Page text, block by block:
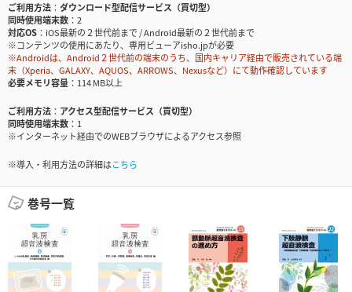
ご利用方法
ダウンロード型配信サービス（買切型）
同時使用端末数
2
対応OS
iOS最新の２世代前まで / Android最新の２世代前まで
※コンテンツの使用にあたり、専用ビューアisho.jpが必要
※Androidは、Android２世代前の端末のうち、国内キャリア経由で販売されている端
末（Xperia、GALAXY、AQUOS、ARROWS、Nexusなど）にて動作確認しています
必要メモリ容量
114 MB以上
ご利用方法
アクセス型配信サービス（買切型）
同時使用端末数
1
※インターネット経由でのWEBブラウザによるアクセス参照
※導入・利用方法の詳細はこちら
巻号一覧